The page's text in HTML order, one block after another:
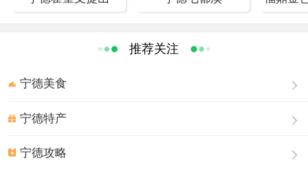
观海的最佳点。亭子的一幅楹联曰：“龙穿海眼涛声
壮，日起波心蜃气雄”，颇切眼前磅礴的景观。所谓海眼，
很早很早以前，太姥山下有个哑巴的放牛郎，因为造反不
跨过一座座山，直到大海边。前无去路，后有追兵，牛郎
推荐关注
宁德美食
宁德特产
宁德攻略